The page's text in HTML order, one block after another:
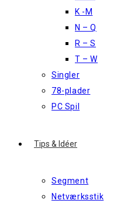
K -M
N – Q
R – S
T – W
Singler
78-plader
PC Spil
Tips & Idéer
Segment
Netværksstik